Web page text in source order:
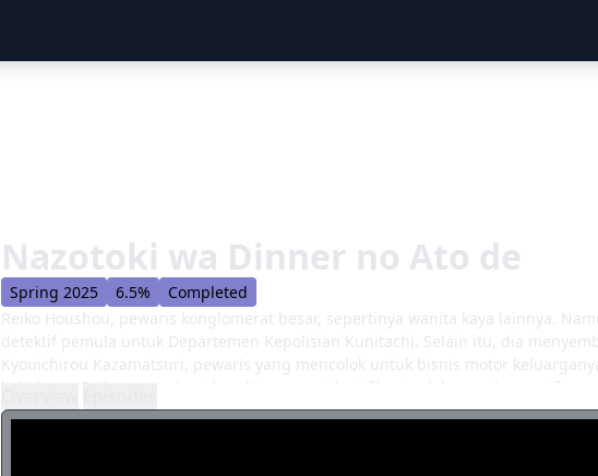
Nazotoki wa Dinner no Ato de
Spring 2025 6.5%
Completed
Reiko Houshou, pewaris konglomerat besar, sepertinya wanita kaya lainnya.
detektif pemula untuk Departemen Kepolisian Kunitachi. Selain itu, dia
Kyouichirou Kazamatsuri, pewaris yang mencolok untuk bisnis motor
kuliahnya, Reiko mengalami kesulitan mengidentifikasi pelakunya dan motif
memperkenalkan dirinya sebagai Kageyama, pelayannya yang baru